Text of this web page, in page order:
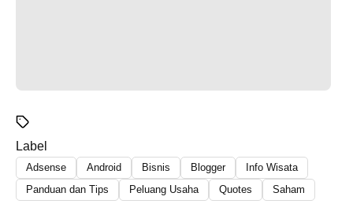
Label
Adsense Android Bisnis Blogger
Info Wisata
Panduan dan Tips
Peluang Usaha Quotes Saham